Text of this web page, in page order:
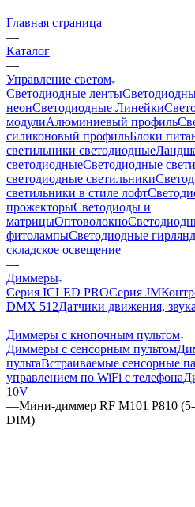
Главная страница
—
Каталог
—
Управление светом
Светодиодные ленты
неонСветодиодные Линейки
модулиАлюминиевый профиль
силиконовый профильБлоки
светильники светодиодные
светодиодныеСветодиодные
светодиодные светильники
светильники в стиле лофт
прожекторыСветодиоды и
матрицыОптоволокно
фитолампыСветодиодные
складское освещение
—
Диммеры
Серия ICLED PROСерия JM
DMX 512Датчики движения,
—
Диммеры с кнопочным пультом
Диммеры с сенсорным пультом
пультаВстраиваемые сенсорные
управлением по WiFi с телефона
10V
—Мини-диммер RF M101 P810
DIM)